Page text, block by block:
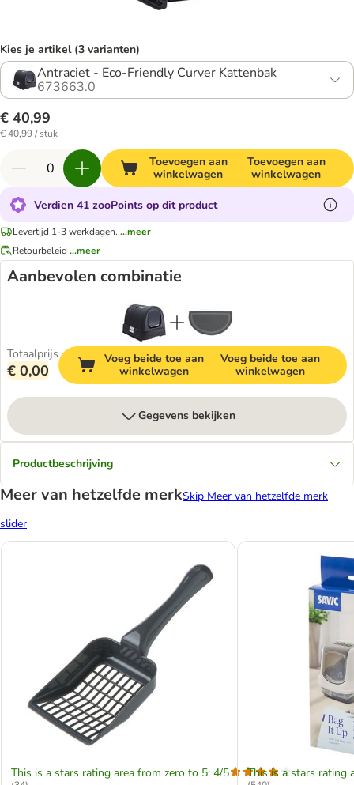
Kies je artikel (3 varianten)
Antraciet - Eco-Friendly Curver Kattenbak
673663.0
€ 40,99
€ 40,99 / stuk
Toevoegen aan
winkelwagen
Toevoegen aan
winkelwagen
Verdien 41 zooPoints op dit product
Levertijd 1-3 werkdagen. ...meer
Retourbeleid ...meer
Aanbevolen combinatie
Totaalprijs
€ 0,00
Voeg beide toe aan
winkelwagen
Voeg beide toe aan
winkelwagen
Gegevens bekijken
Productbeschrijving
Meer van hetzelfde merkSkip Meer van hetzelfde merk
slider
This is a stars rating area from zero to 5: 4/5 This is a stars rating